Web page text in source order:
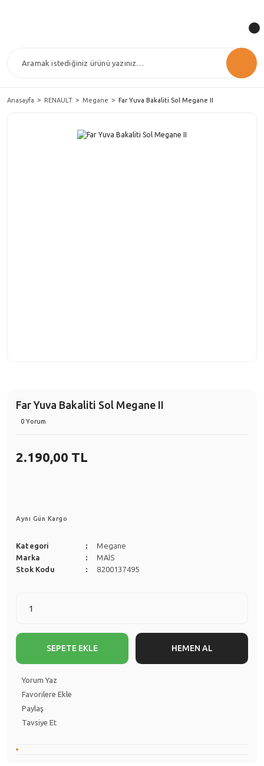
Anasayfa RENAULT Megane Far Yuva Bakaliti Sol Megane II
Far Yuva Bakaliti Sol Megane II
0 Yorum
2.190,00 TL
Aynı Gün Kargo
Kategori
Megane
Marka
MAİS
Stok Kodu
8200137495
SEPETE EKLE HEMEN AL
Yorum Yaz
Paylaş
Tavsiye Et